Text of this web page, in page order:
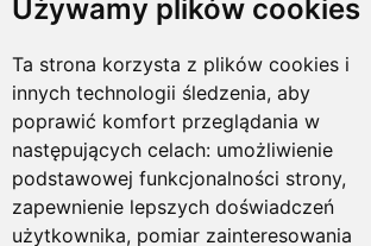
Używamy plików cookies
Ta strona korzysta z plików cookies i
innych technologii śledzenia, aby
poprawić komfort przeglądania w
następujących celach: umożliwienie
podstawowej funkcjonalności strony,
zapewnienie lepszych doświadczeń
użytkownika, pomiar zainteresowania